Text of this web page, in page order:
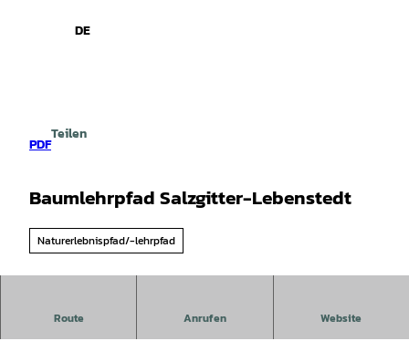
Gebärdensprache
DE
PDF
Teilen
Baumlehrpfad Salzgitter-Lebenstedt
Naturerlebnispfad/-lehrpfad
Route Anrufen Website
Der Stadtpark im Zentrum von Salzgitter-Lebenstedt ist mit